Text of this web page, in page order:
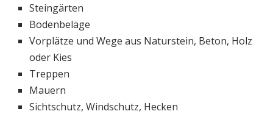
Steingärten
Bodenbeläge
Vorplätze und Wege aus Naturstein, Beton, Holz
oder Kies
Treppen
Mauern
Sichtschutz, Windschutz, Hecken